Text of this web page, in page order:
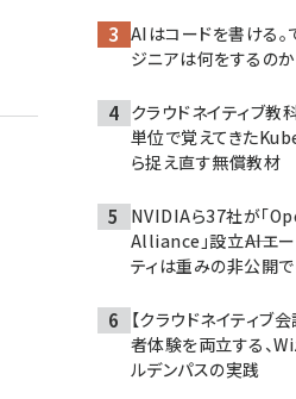
AIはコードを書ける。
ジニアは何をするのか
クラウドネイティブ教
単位で覚えてきた
ら捉え直す無償教材
NVIDIAら37社が「
Alliance」設立――AIエ
ティは重みの非公開
【クラウドネイティブ
者体験を両立する、
ルデンパスの実践